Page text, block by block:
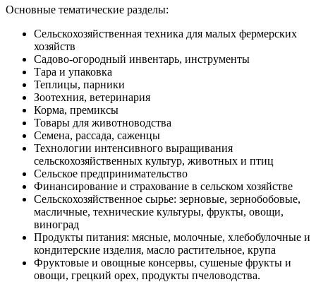
Основные тематические разделы:
Сельскохозяйственная техника для малых фермерских
хозяйств
Садово-огородный инвентарь, инструменты
Тара и упаковка
Теплицы, парники
Зоотехния, ветеринария
Корма, премиксы
Товары для животноводства
Семена, рассада, саженцы
Технологии интенсивного выращивания
сельскохозяйственных культур, животных и птиц
Сельское предпринимательство
Финансирование и страхование в сельском хозяйстве
Сельскохозяйственное сырье: зерновые, зернобобовые,
масличные, технические культуры, фрукты, овощи,
виноград
Продукты питания: мясные, молочные, хлебобулочные и
кондитерские изделия, масло растительное, крупа
Фруктовые и овощные консервы, сушеные фрукты и
овощи, грецкий орех, продукты пчеловодства.